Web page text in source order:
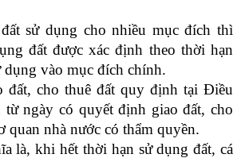
sử dụng cho nhiều mục đích thì
đất được xác định theo thời hạn
dụng vào mục đích chính.
đất, cho thuê đất quy định tại Điều
từ ngày có quyết định giao đất, cho
quan nhà nước có thẩm quyền.
là,khi hết thời hạn sử dụng đất, cá